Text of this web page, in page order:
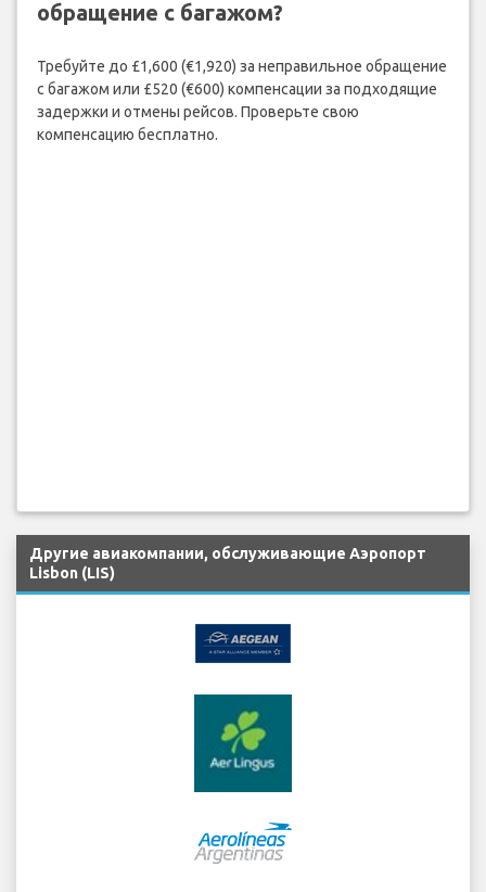
обращение с багажом?
Требуйте до £1,600 (€1,920) за неправильное обращение
с багажом или £520 (€600) компенсации за подходящие
задержки и отмены рейсов. Проверьте свою
компенсацию бесплатно.
Другие авиакомпании, обслуживающие Аэропорт
Lisbon (LIS)